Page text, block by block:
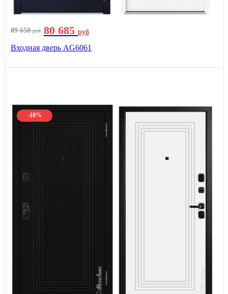
89 650руб 80 685 руб
Входная дверь AG6061
-10%